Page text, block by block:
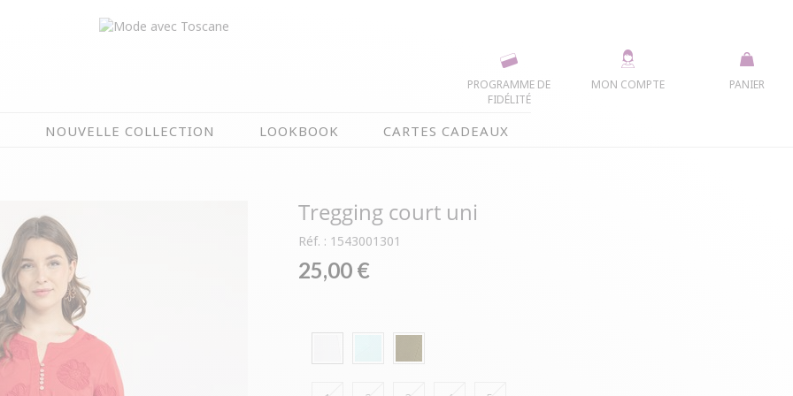
PANIER
MON COMPTE
PROGRAMME DE
FIDÉLITÉ
NOUVELLE COLLECTION LOOKBOOK CARTES CADEAUX
& IMPERS
ÉTÉ EN FLEURS
NOUVELLE COLLECTION
MEILLEURES VENTES
Tregging court uni
Réf. : 1543001301
25,00 €